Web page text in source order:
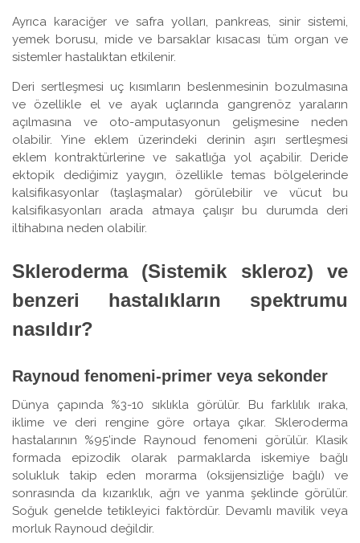
Ayrıca karaciğer ve safra yolları, pankreas, sinir sistemi,
yemek borusu, mide ve barsaklar kısacası tüm organ ve
sistemler hastalıktan etkilenir.
Deri sertleşmesi uç kısımların beslenmesinin bozulmasına
ve özellikle el ve ayak uçlarında gangrenöz yaraların
açılmasına ve oto-amputasyonun gelişmesine neden
olabilir. Yine eklem üzerindeki derinin aşırı sertleşmesi
eklem kontraktürlerine ve sakatlığa yol açabilir. Deride
ektopik dediğimiz yaygın, özellikle temas bölgelerinde
kalsifikasyonlar (taşlaşmalar) görülebilir ve vücut bu
kalsifikasyonları arada atmaya çalışır bu durumda deri
iltihabına neden olabilir.
Skleroderma (Sistemik skleroz) ve
benzeri hastalıkların spektrumu
nasıldır?
Raynoud fenomeni-primer veya sekonder
Dünya çapında %3-10 sıklıkla görülür. Bu farklılık ıraka,
iklime ve deri rengine göre ortaya çıkar. Skleroderma
hastalarının %95’inde Raynoud fenomeni görülür. Klasik
formada epizodik olarak parmaklarda iskemiye bağlı
solukluk takip eden morarma (oksijensizliğe bağlı) ve
sonrasında da kızarıklık, ağrı ve yanma şeklinde görülür.
Soğuk genelde tetikleyici faktördür. Devamlı mavilik veya
morluk Raynoud değildir.